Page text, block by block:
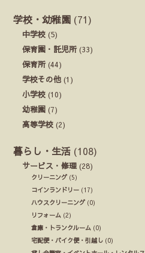
学校・幼稚園 (71)
中学校 (5)
保育園・託児所(33)
保育所(44)
学校その他 (1)
小学校 (10)
幼稚園 (7)
高等学校 (2)
暮らし・生活 (108)
サービス・修理 (28)
クリーニング(5)
コインランドリー (17)
ハウスクリーニング(0)
リフォーム (2)
倉庫・トランクルーム (0)
宅配便・バイク便・引越し (0)